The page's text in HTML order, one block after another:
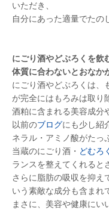
いただき、
自分にあった適量でたの
にごり酒やどぶろくを
体質に合わないとおな
にごり酒やどぶろくは、
が完全にはもろみは取り
酒粕に含まれる美容成分
以前のブログにも少し紹
ネラル・アミノ酸がたっ
当蔵のにごり酒・ どむろく
ランスを整えてくれると
さらに脂肪の吸収を抑え
いう素敵な成分も含まれ
まさに、美容や健康にい